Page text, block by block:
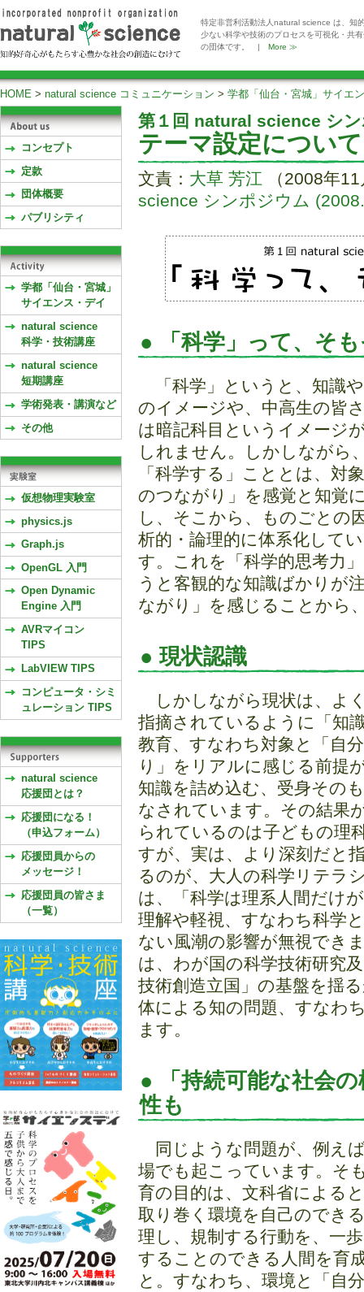
特定非営利活動法人natural science は、知
少ない科学や技術のプロセスを可視化・共
の団体です。 | More ≫
HOME > natural science コミュニケーション > 学都「仙台・宮城」サイエ
第１回 natural science シ
テーマ設定について
文責： 大草 芳江 （2008年
science シンポジウム
● 「科学」って、そ
「科学」というと、知識
のイメージや、中高生の皆
は暗記科目というイメージ
しれません。しかしながら
「科学する」こととは、対
のつながり」を感覚と知覚
し、そこから、ものごとの
析的・論理的に体系化して
す。これを「科学的思考力
うと客観的な知識ばかりが
ながり」を感じることから
● 現状認識
しかしながら現状は、よ
指摘されているように「知
教育、すなわち対象と「自
り」をリアルに感じる前提
知識を詰め込む、受身その
なされています。その結果
られているのは子どもの理
すが、実は、より深刻だと
るのが、大人の科学リテラ
は、「科学は理系人間だけ
理解や軽視、すなわち科学
ない風潮の影響が無視でき
は、わが国の科学技術研究
技術創造立国」の基盤を揺
体による知の問題、すなわ
ます。
● 「持続可能な社会
性も
同じような問題が、例え
場でも起こっています。そ
育の目的は、文科省による
取り巻く環境を自己のでき
理し、規制する行動を、一
することのできる人間を育
と。すなわち、環境と「自
コンセプト
定款
団体概要
パブリシティ
学都「仙台・宮城」
サイエンス・デイ
natural science
科学・技術講座
natural science
短期講座
学術発表・講演など
その他
仮想物理実験室
physics.js
Graph.js
OpenGL 入門
Open Dynamic
Engine 入門
AVRマイコン
TIPS
LabVIEW TIPS
コンピュータ・シミ
ュレーション TIPS
natural science
応援団とは？
応援団になる！
（申込フォーム）
応援団員からの
メッセージ！
応援団員の皆さま
（一覧）